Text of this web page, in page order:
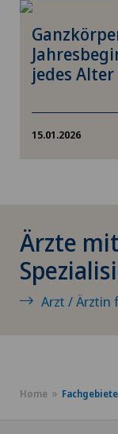
Da Vinci
jedes
15.01.2026
Ärzte
Arzt / Ärztin
Home Fachgebiete